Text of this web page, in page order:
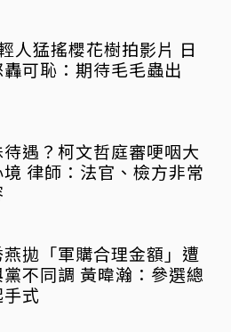
人猛搖櫻花樹拍影片 日
轟可恥：期待毛毛蟲出
遇？柯文哲庭審哽咽大
境 律師：法官、檢方非常
燕拋「軍購合理金額」遭
黨不同調 黃暐瀚：參選總
式